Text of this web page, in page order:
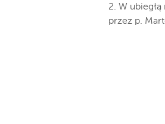
2. W
przez p.